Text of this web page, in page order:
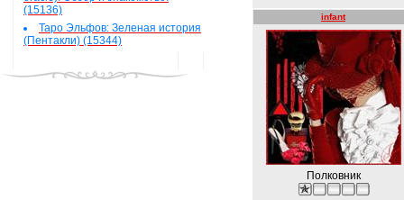
(15136)
Таро Эльфов: Зеленая история
(Пентакли) (15344)
infant
Полковник